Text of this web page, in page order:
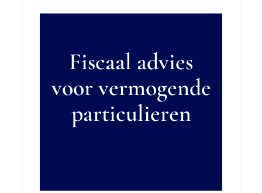
Fiscaal advies
voor vermogende
particulieren